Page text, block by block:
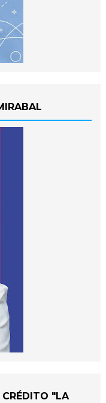
CRÉDITO "LA